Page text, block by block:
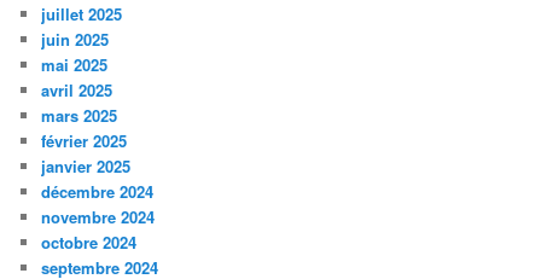
juillet 2025
juin 2025
mai 2025
avril 2025
mars 2025
février 2025
janvier 2025
décembre 2024
novembre 2024
octobre 2024
septembre 2024